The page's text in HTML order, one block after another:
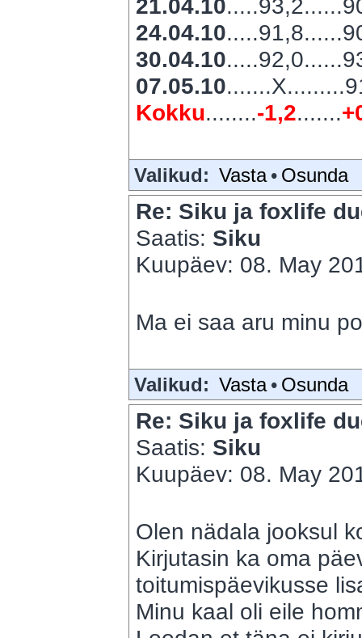
21.04.10
24.04.10
30.04.10
07.05.10
Kokku........-1,2.......
Valikud: Vasta • Osunda
Re: Siku ja foxlife
Saatis: Siku
Kuupäev: 08. May
Ma ei saa aru minu
Valikud: Vasta • Osunda
Re: Siku ja foxlife
Saatis: Siku
Kuupäev: 08. May
Olen nädala jooksul
Kirjutasin ka oma
toitumispäevikusse
Minu kaal oli eile